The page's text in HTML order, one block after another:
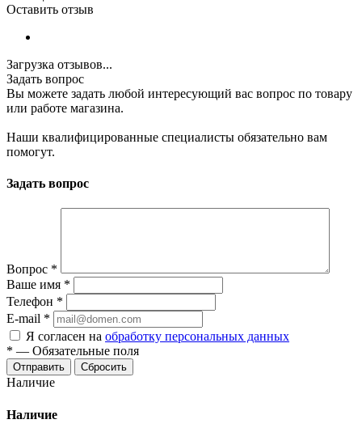
Оставить отзыв
Загрузка отзывов...
Задать вопрос
Вы можете задать любой интересующий вас вопрос по товару
или работе магазина.
Наши квалифицированные специалисты обязательно вам
помогут.
Задать вопрос
Вопрос *
Ваше имя *
Телефон *
E-mail *
Я согласен на обработку персональных данных
* — Обязательные поля
Отправить Сбросить
Наличие
Наличие